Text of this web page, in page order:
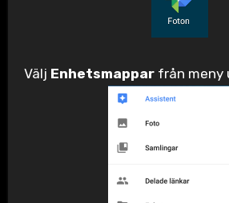
Välj Enhetsmapparfrån meny